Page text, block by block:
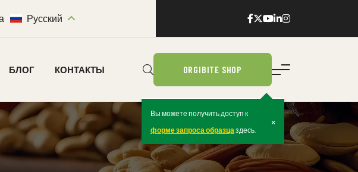
Русский
БЛОГ КОНТАКТЫ ORGIBITE SHOP
Вы можете получить доступ к
форме запроса образца здесь.
×